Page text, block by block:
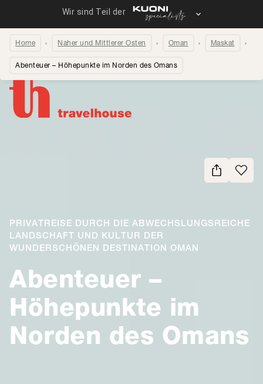
Home Naher und Mittlerer Osten Oman Maskat
Abenteuer – Höhepunkte im Norden des Omans
Abenteuer –
Höhepunkte im
Norden des Omans
PRIVATREISE DURCH DIE ABWECHSLUNGSREICHE
LANDSCHAFT UND KULTUR DER
WUNDERSCHÖNEN DESTINATION OMAN